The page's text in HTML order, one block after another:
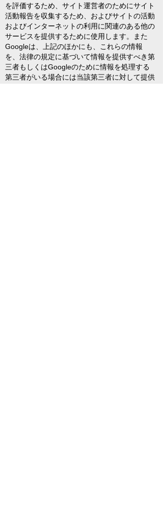
を評価するため、サイト運営者のためにサイト
活動報告を収集するため、およびサイトの活動
およびインターネットの利用に関連のある他の
サービスを提供するために使用します。また
Googleは、上記のほかにも、これらの情報
を、法律の規定に基づいて情報を提供すべき第
三者もしくはGoogleのために情報を処理する
第三者がいる場合には当該第三者に対して提供